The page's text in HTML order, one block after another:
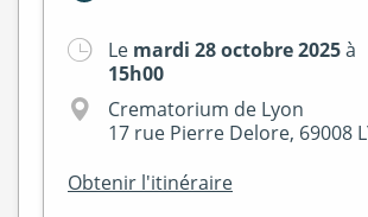
Le mardi 28 octobre 2025à
15h00
Crematorium de Lyon
17 rue Pierre Delore, 69008
Obtenir l'itinéraire